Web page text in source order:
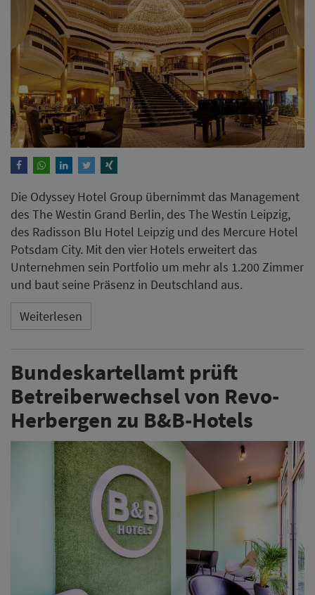
Die Odyssey Hotel Group übernimmt das Management
des The Westin Grand Berlin, des The Westin Leipzig,
des Radisson Blu Hotel Leipzig und des Mercure Hotel
Potsdam City. Mit den vier Hotels erweitert das
Unternehmen sein Portfolio um mehr als 1.200 Zimmer
und baut seine Präsenz in Deutschland aus.
Weiterlesen
Bundeskartellamt prüft
Betreiberwechsel von Revo-
Herbergen zu B&B-Hotels